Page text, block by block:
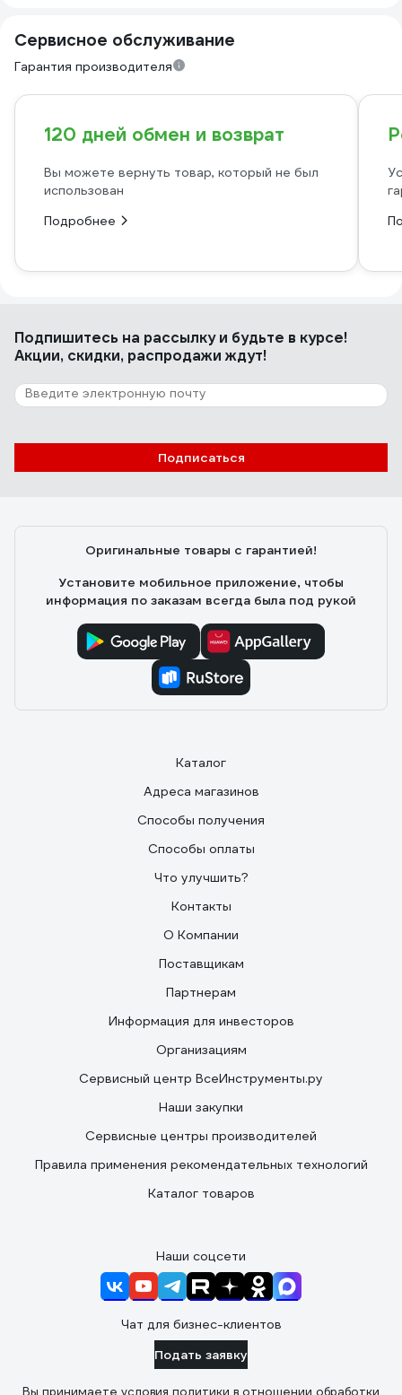
Сервисное обслуживание
Гарантия производителя
120 дней обмен и возврат
Вы можете вернуть товар, который не был
использован
Подробнее
Подпишитесь на рассылкуи будьте в курсе!
Акции, скидки, распродажи ждут!
Подписаться
Оригинальные товары с гарантией!
Установите мобильное приложение, чтобы
информация по заказам всегда была под рукой
Каталог
Адреса магазинов
Способы получения
Способы оплаты
Что улучшить?
Контакты
О Компании
Поставщикам
Партнерам
Информация для инвесторов
Организациям
Сервисный центр ВсеИнструменты.ру
Наши закупки
Сервисные центры производителей
Правила применения рекомендательных технологий
Каталог товаров
Наши соцсети
Чат для бизнес-клиентов
Подать заявку
Вы принимаете условия политики в отношении обработки